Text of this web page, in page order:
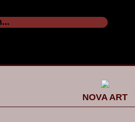
NOVA ART